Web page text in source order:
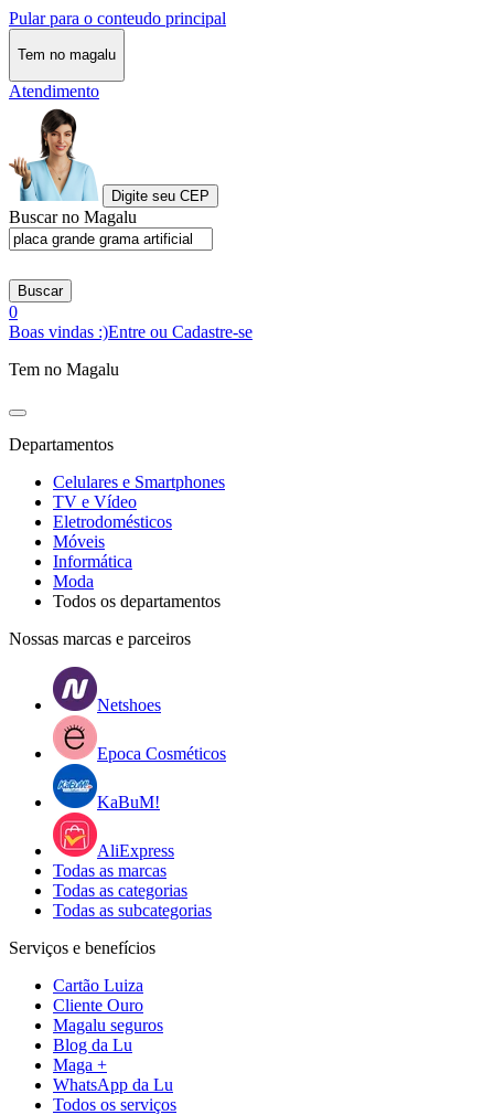
Pular para o conteudo principal
Tem no magalu
Atendimento
Digite seu CEP
Buscar no Magalu
Buscar
0
Boas vindas :)Entre ou Cadastre-se
Tem no Magalu
Departamentos
Celulares e Smartphones
TV e Vídeo
Eletrodomésticos
Móveis
Informática
Moda
Todos os departamentos
Nossas marcas e parceiros
Netshoes
Epoca Cosméticos
KaBuM!
AliExpress
Todas as marcas
Todas as categorias
Todas as subcategorias
Serviços e benefícios
Cartão Luiza
Cliente Ouro
Magalu seguros
Blog da Lu
Maga +
WhatsApp da Lu
Todos os serviços